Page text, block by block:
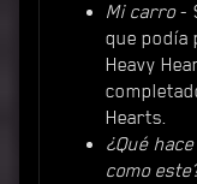
Mi carro-
que podía
Heavy
Hearts.
¿Qué
como